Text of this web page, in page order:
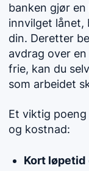
banken gjør
innvilget lånet,
din. Deretter
avdrag over
frie, kan du
som arbeidet
Et viktig
og kostnad:
Kort løpetid